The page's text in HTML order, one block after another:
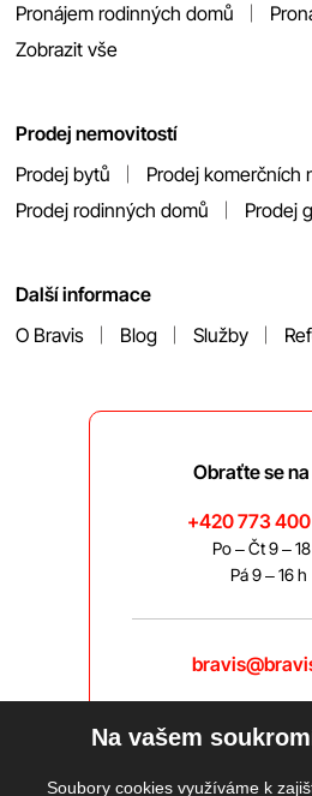
Pronájem rodinných domů
Zobrazit vše
Prodej nemovitostí
Prodej bytů
Prodej komerčních
Prodej rodinných domů
Prodej
Další informace
O Bravis
Blog Služby
Obraťte se
+420 773
Po – Čt 9 –
Pá 9 – 16 h
Na vašem
Soubory cookies využíváme k